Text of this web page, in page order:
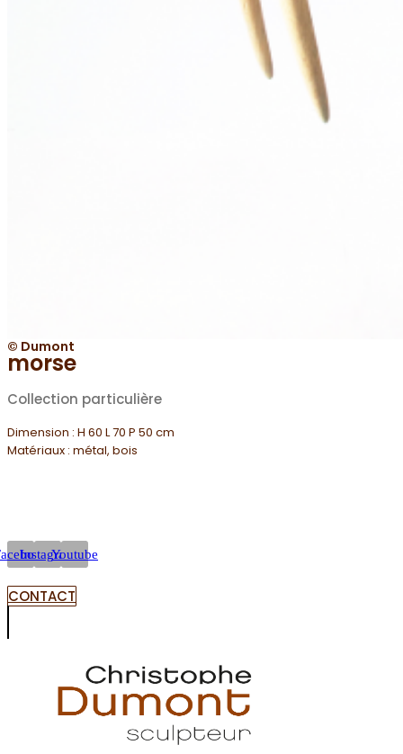
© Dumont
morse
Collection particulière
Dimension : H 60 L 70 P 50 cm
Matériaux : métal, bois
InstagramYoutube
CONTACT